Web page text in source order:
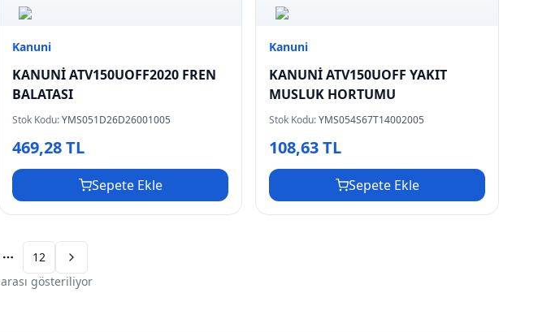
Kanuni
KANUNİ ATV150UOFF2020 FREN
BALATASI
Stok Kodu:YMS051D26D26001005
469,28 TL
Sepete Ekle
Kanuni
KANUNİ ATV150UOFF YAKIT
MUSLUK HORTUMU
Stok Kodu:YMS054S67T14002005
108,63 TL
Sepete Ekle
12
Next page
arası gösteriliyor